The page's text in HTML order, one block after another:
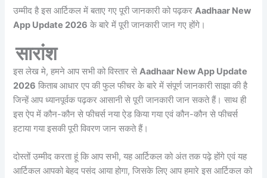
उम्मीद है इस आर्टिकल में बताए गए पूरी जानकारी को पढ़करAadhaar New
App Update 2026 के बारे में पूरी जानकारी जान गए होंगे।
सारांश
इस लेख मे, हमने आप सभी को विस्तार सेAadhaar New App Update
2026 किताब आधार एप की फुल फीचर के बारे में संपूर्ण जानकारी साझा की है
जिन्हें आप ध्यानपूर्वक पढ़कर आसानी से पूरी जानकारी जान सकते हैं। साथ ही
इस ऐप में कौन-कौन से फीचर्स नया ऐड किया गया एवं कौन-कौन से फीचर्स
हटाया गया इसकी पूरी विवरण जान सकते हैं।
दोस्तों उम्मीद करता हूं कि आप सभी, यह आर्टिकल को अंत तक पढ़े होंगे एवं यह
आर्टिकल आपको बेहद पसंद आया होगा, जिसके लिए आप हमारे इस आर्टिकल को